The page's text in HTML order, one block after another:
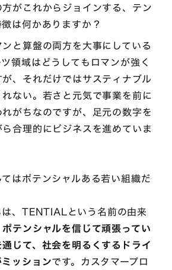
方がこれからジョインする、テン
は何かありますか？
ンと算盤の両方を大事にしている
領域はどうしてもロマンが強く
、それだけではサスティナブル
ない。若さと元気で事業を前に
がちなのですが、足元の数字を
合理的にビジネスを進めていま
はポテンシャルある若い組織だ
、TENTIALという名前の由来
ポテンシャルを信じて頑張ってい
じて、社会を明るくするドライ
ッションです。カスタマープロ